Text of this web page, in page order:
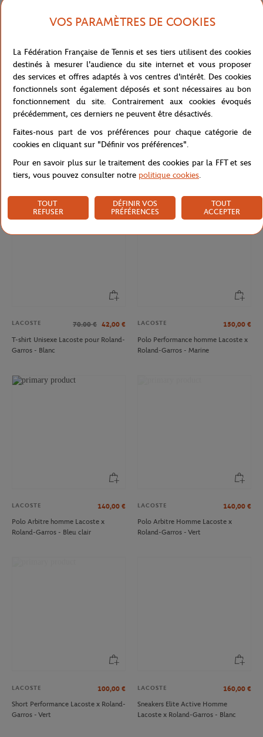
LACOSTE 90,00 €
Roland-Garros - Terre Battue
LACOSTE
Roland-Garros - Marine
LACOSTE 70.00 € 42,00 €
T-shirt Unisexe Lacoste pour Roland-
Garros - Blanc
LACOSTE 150,00 €
Polo Performance homme Lacoste x
Roland-Garros - Marine
LACOSTE 140,00 €
Polo Arbitre homme Lacoste x
Roland-Garros - Bleu clair
LACOSTE 140,00 €
Polo Arbitre Homme Lacoste x
Roland-Garros - Vert
LACOSTE 100,00 €
Short Performance Lacoste x Roland-
Garros - Vert
LACOSTE 160,00 €
Sneakers Elite Active Homme
Lacoste x Roland-Garros - Blanc
VOS PARAMÈTRES DE COOKIES
La Fédération Française de Tennis et ses tiers utilisent des cookies
destinés à mesurer l'audience du site internet et vous proposer
des services et offres adaptés à vos centres d'intérêt. Des cookies
fonctionnels sont également déposés et sont nécessaires au bon
fonctionnement du site. Contrairement aux cookies évoqués
précédemment, ces derniers ne peuvent être désactivés.
Faites-nous part de vos préférences pour chaque catégorie de
cookies en cliquant sur "Définir vos préférences".
Pour en savoir plus sur le traitement des cookies par la FFT et ses
tiers, vous pouvez consulter notre politique cookies.
TOUT
REFUSER
DÉFINIR VOS
PRÉFÉRENCES
TOUT
ACCEPTER